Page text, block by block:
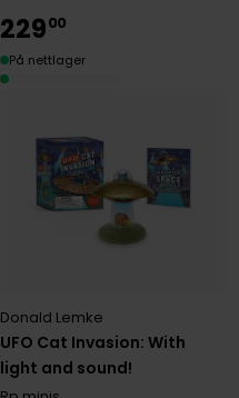
UFO Cat Invasion: With
light and sound!
Donald Lemke
22900
På nettlager